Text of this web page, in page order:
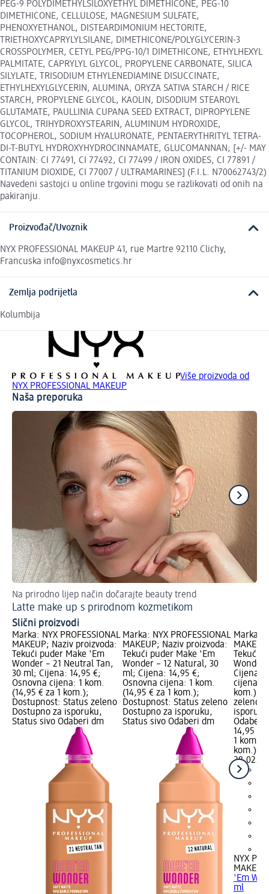
PEG-9 POLYDIMETHYLSILOXYETHYL DIMETHICONE, PEG-10
DIMETHICONE, CELLULOSE, MAGNESIUM SULFATE,
PHENOXYETHANOL, DISTEARDIMONIUM HECTORITE,
TRIETHOXYCAPRYLYLSILANE, DIMETHICONE/POLYGLYCERIN-3
CROSSPOLYMER, CETYL PEG/PPG-10/1 DIMETHICONE, ETHYLHEXYL
PALMITATE, CAPRYLYL GLYCOL, PROPYLENE CARBONATE, SILICA
SILYLATE, TRISODIUM ETHYLENEDIAMINE DISUCCINATE,
ETHYLHEXYLGLYCERIN, ALUMINA, ORYZA SATIVA STARCH / RICE
STARCH, PROPYLENE GLYCOL, KAOLIN, DISODIUM STEAROYL
GLUTAMATE, PAULLINIA CUPANA SEED EXTRACT, DIPROPYLENE
GLYCOL, TRIHYDROXYSTEARIN, ALUMINUM HYDROXIDE,
TOCOPHEROL, SODIUM HYALURONATE, PENTAERYTHRITYL TETRA-
DI-T-BUTYL HYDROXYHYDROCINNAMATE, GLUCOMANNAN; [+/- MAY
CONTAIN: CI 77491, CI 77492, CI 77499 / IRON OXIDES, CI 77891 /
TITANIUM DIOXIDE, CI 77007 / ULTRAMARINES] (F.I.L. N70062743/2)
Navedeni sastojci u online trgovini mogu se razlikovati od onih na
pakiranju.
Proizvođač/Uvoznik
NYX PROFESSIONAL MAKEUP 41, rue Martre 92110 Clichy,
Francuska info@nyxcosmetics.hr
Zemlja podrijetla
Kolumbija
Više proizvoda od
NYX PROFESSIONAL MAKEUP
Naša preporuka
Na prirodno lijep način dočarajte beauty trend
Latte make up s prirodnom kozmetikom
Slični proizvodi
Marka: NYX PROFESSIONAL
MAKEUP; Naziv proizvoda:
Tekući puder Make 'Em
Wonder – 21 Neutral Tan,
30 ml; Cijena: 14,95 €;
Osnovna cijena: 1 kom.
(14,95 € za 1 kom.);
Dostupnost: Status zeleno
Dostupno za isporuku,
Status sivo Odaberi dm
Marka: NYX PROFESSIONAL
MAKEUP; Naziv proizvoda:
Tekući puder Make 'Em
Wonder – 12 Natural, 30
ml; Cijena: 14,95 €;
Osnovna cijena: 1 kom.
(14,95 € za 1 kom.);
Dostupnost: Status zeleno
Dostupno za isporuku,
Status sivo Odaberi dm
Marka:
Tekući
Wonder
Cijena:
cijena: 1
kom.);
zeleno
Odaberi
14,95 €
1 kom.
kom.)
NYX
MAKEUP
'Em
ml